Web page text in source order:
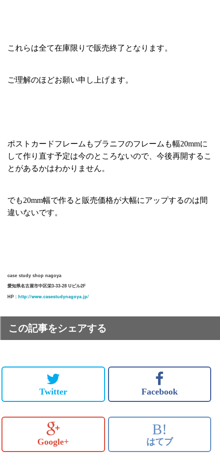
これらは全て在庫限りで販売終了となります。
ご理解のほどお願い申し上げます。
ポストカードフレームもブラニフのフレームも幅20mmに
して作り直す予定は今のところないので、今後再開するこ
とがあるかはわかりません。
でも20mm幅で作ると販売価格が大幅にアップするのは間
違いないです。
case study shop nagoya
愛知県名古屋市中区栄3-33-28 Uビル2F
HP : http://www.casestudynagoya.jp/
この記事をシェアする
Twitter Facebook
Google+
B!
はてブ